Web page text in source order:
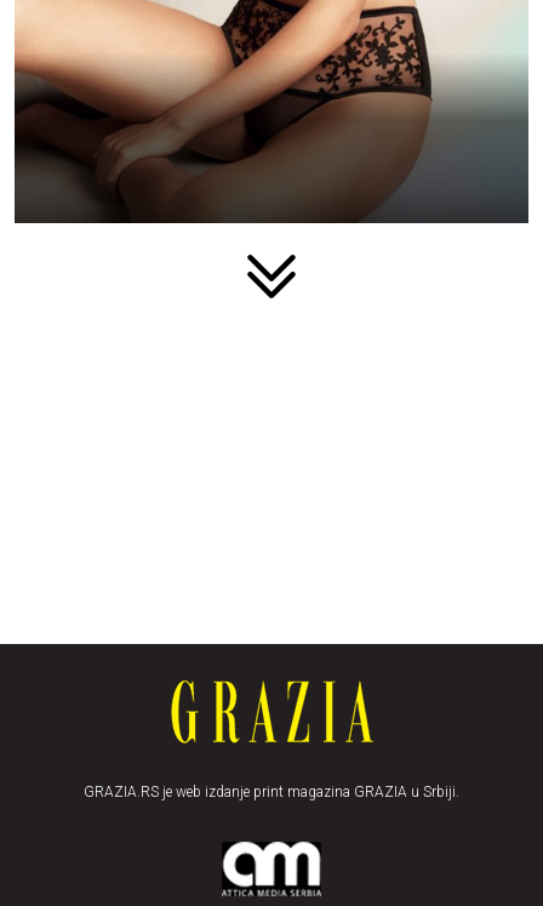
GRAZIA.RS je web izdanje print magazina GRAZIA u Srbiji.